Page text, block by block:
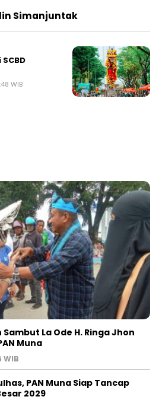
Simanjuntak
WIB
La Ode H. Ringa Jhon
Muna
WIB
PAN Muna Siap Tancap
2029